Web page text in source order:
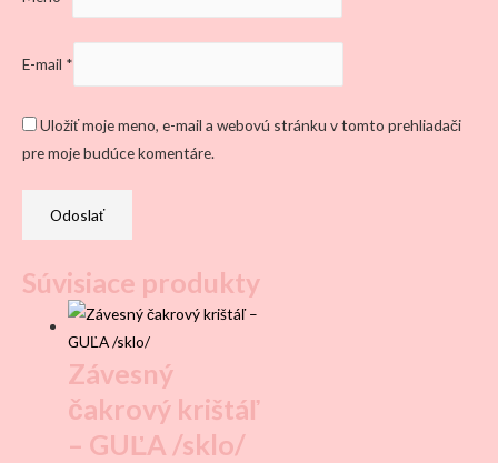
E-mail *
Uložiť moje meno, e-mail a webovú stránku v tomto prehliadači
pre moje budúce komentáre.
Súvisiace produkty
Závesný
čakrový krištáľ
– GUĽA /sklo/